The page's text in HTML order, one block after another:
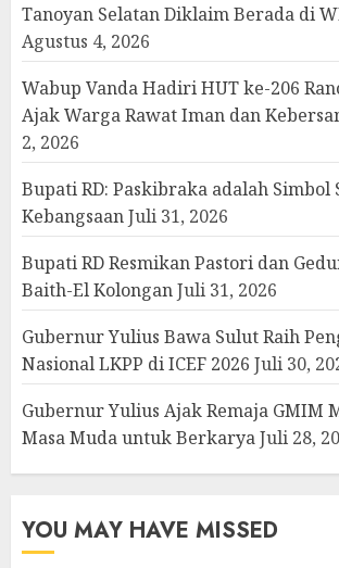
Tanoyan Selatan Diklaim Berada di
Agustus 4, 2026
Wabup Vanda Hadiri HUT ke-206
Ajak Warga Rawat Iman dan
2, 2026
Bupati RD: Paskibraka adalah Simbol
KebangsaanJuli 31, 2026
Bupati RD Resmikan Pastori dan
Baith-El KolonganJuli 31, 2026
Gubernur Yulius Bawa Sulut Raih
Nasional LKPP di ICEF 2026 Juli 30,
Gubernur Yulius Ajak Remaja GMIM
Masa Muda untuk BerkaryaJuli 28,
YOU MAY HAVE MISSED